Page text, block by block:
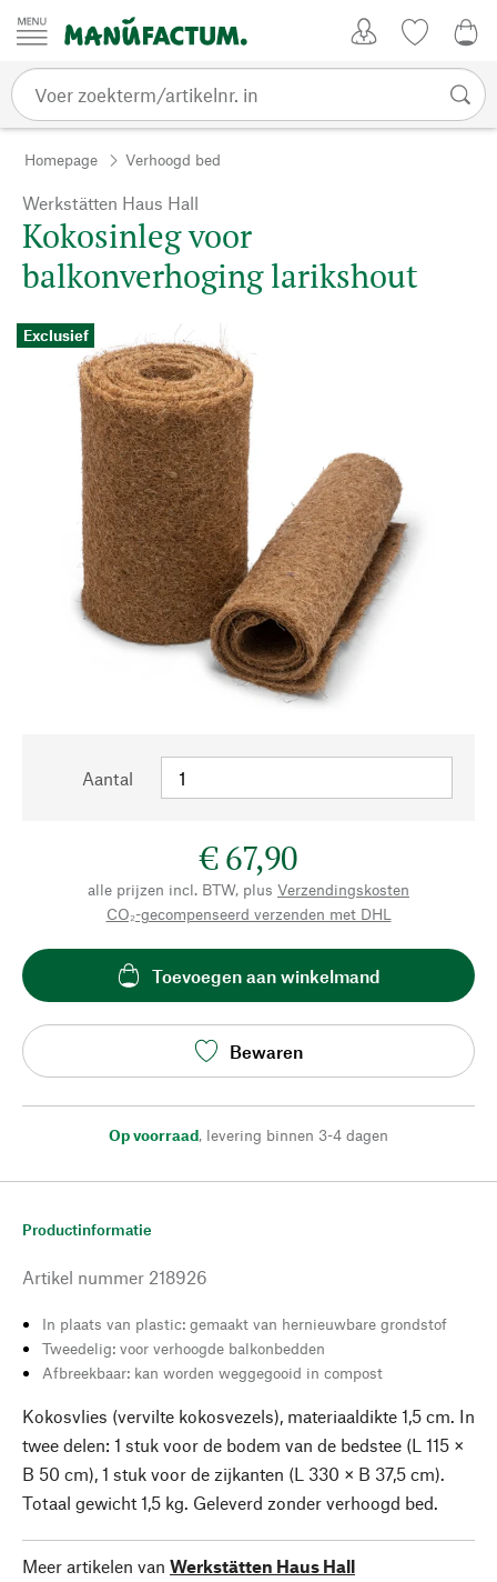
Passer au contenu
Homepage Verhoogd bed
Werkstätten Haus Hall
Kokosinleg voor
balkonverhoging larikshout
Exclusief
Aantal
€ 67,90
alle prijzen incl. BTW, plus Verzendingskosten
CO₂-gecompenseerd verzenden met DHL
Toevoegen aan winkelmand
Bewaren
Op voorraad, levering binnen 3-4 dagen
Productinformatie
Artikel nummer 218926
In plaats van plastic: gemaakt van hernieuwbare grondstof
Tweedelig: voor verhoogde balkonbedden
Afbreekbaar: kan worden weggegooid in compost
Kokosvlies (vervilte kokosvezels), materiaaldikte 1,5 cm. In
twee delen: 1 stuk voor de bodem van de bedstee (L 115 ×
B 50 cm), 1 stuk voor de zijkanten (L 330 × B 37,5 cm).
Totaal gewicht 1,5 kg. Geleverd zonder verhoogd bed.
Meer artikelen van Werkstätten Haus Hall